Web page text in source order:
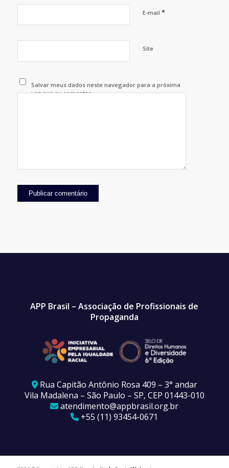
E-mail *
Site
Salvar meus dados neste navegador para a próxima
vez que eu comentar.
APP Brasil – Associação de Profissionais de
Propaganda
Rua Capitão Antônio Rosa 409 – 3° andar
Vila Madalena – São Paulo – SP, CEP 01443-010
atendimento@appbrasil.org.br
+55 (11) 93454-0671